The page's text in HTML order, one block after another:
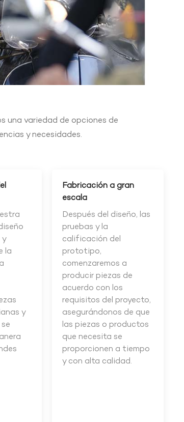
una variedad de opciones de
y necesidades.
y
la
y
Fabricación a gran
escala
Después del diseño, las
pruebas y la
calificación del
prototipo,
comenzaremos a
producir piezas de
acuerdo con los
requisitos del proyecto,
asegurándonos de que
las piezas o productos
que necesita se
proporcionen a tiempo
y con alta calidad.